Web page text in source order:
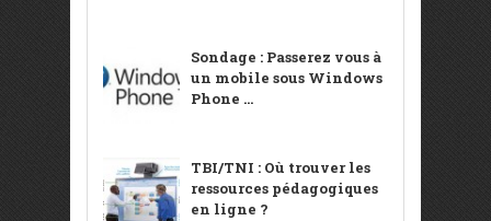
Sondage : Passerez vous à
un mobile sous Windows
Phone ...
TBI/TNI : Où trouver les
ressources pédagogiques
en ligne ?